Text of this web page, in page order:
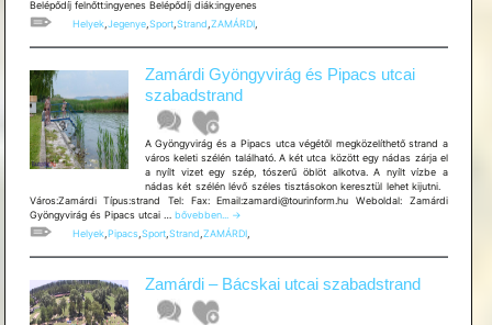
Belépődíj felnőtt:ingyenes Belépődíj diák:ingyenes
Helyek, Jegenye, Sport, Strand ZAMÁRDI,
Zamárdi Gyöngyvirág és Pipacs utcai
szabadstrand
A Gyöngyvirág és a Pipacs utca végétől megközelíthető strand a
város keleti szélén található. A két utca között egy nádas zárja el
a nyílt vizet egy szép, tószerű öblöt alkotva. A nyílt vízbe a
nádas két szélén lévő széles tisztásokon keresztül lehet kijutni.
Város:Zamárdi Típus:strand Tel: Fax: Email:zamardi@tourinform.hu Weboldal: Zamárdi
Gyöngyvirág és Pipacs utcai … Zamárdi
Gyöngyvirág
Pipacs
szabadstrand
bővebben... →
Helyek, Pipacs, Sport, Strand ZAMÁRDI,
Zamárdi – Bácskai utcai szabadstrand